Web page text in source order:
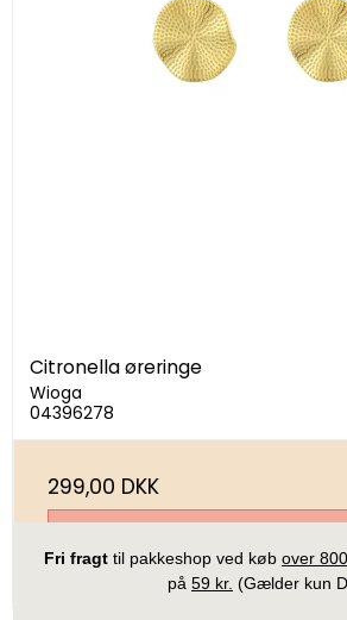
Citronella øreringe
Wioga
04396278
299,00 DKK
Vis produkt